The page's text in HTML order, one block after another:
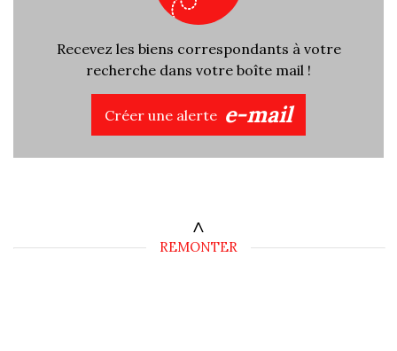
Critères supplémentaires
Recevez les biens correspondants à votre
recherche dans votre boîte mail !
Créer une alerte e-mail
REMONTER